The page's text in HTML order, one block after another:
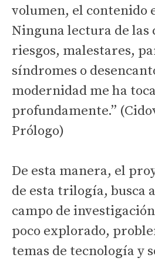
volumen, el contenido
Ninguna lectura de las
riesgos, malestares,
síndromes o
modernidad me ha
profundamente.”
Prólogo)
De esta manera, el
de esta trilogía, busca
campo de
poco explorado,
temas de tecnología y